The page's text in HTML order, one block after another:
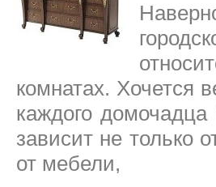
комнатах. Хочется
каждого
зависит не только
от мебели,